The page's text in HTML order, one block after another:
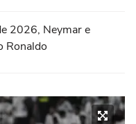
2026, Neymar e
Ronaldo